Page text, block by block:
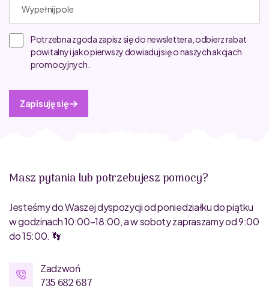
Potrzebna zgoda zapisz się do newslettera, odbierz rabat
powitalny i jako pierwszy dowiaduj się o naszych akcjach
promocyjnych.
Zapisuję się
Masz pytania lub potrzebujesz pomocy?
Jesteśmy do Waszej dyspozycji od poniedziałku do piątku
w godzinach 10:00–18:00, a w soboty zapraszamy od 9:00
do 15:00. 👣
Zadzwoń
735 682 687